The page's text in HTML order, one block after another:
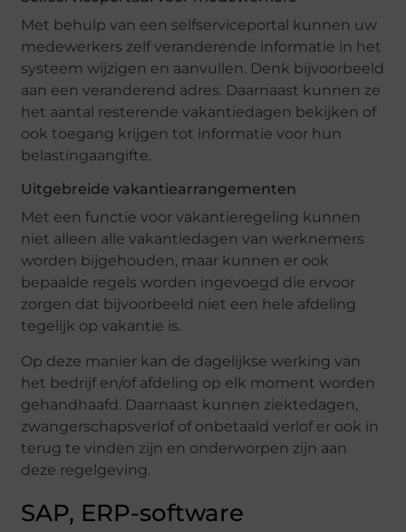
Met behulp van een selfserviceportal kunnen uw
medewerkers zelf veranderende informatie in het
systeem wijzigen en aanvullen. Denk bijvoorbeeld
aan een veranderend adres. Daarnaast kunnen ze
het aantal resterende vakantiedagen bekijken of
ook toegang krijgen tot informatie voor hun
belastingaangifte.
Uitgebreide vakantiearrangementen
Met een functie voor vakantieregeling kunnen
niet alleen alle vakantiedagen van werknemers
worden bijgehouden, maar kunnen er ook
bepaalde regels worden ingevoegd die ervoor
zorgen dat bijvoorbeeld niet een hele afdeling
tegelijk op vakantie is.
Op deze manier kan de dagelijkse werking van
het bedrijf en/of afdeling op elk moment worden
gehandhaafd. Daarnaast kunnen ziektedagen,
zwangerschapsverlof of onbetaald verlof er ook in
terug te vinden zijn en onderworpen zijn aan
deze regelgeving.
SAP, ERP-software